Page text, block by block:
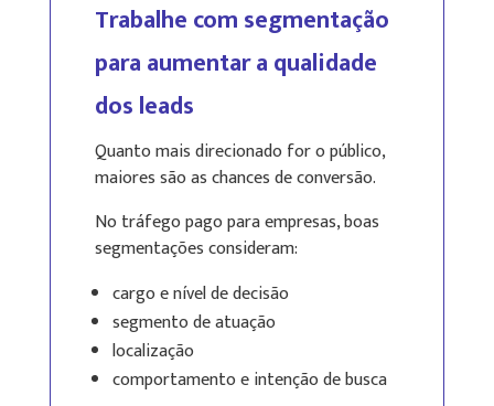
Trabalhe com segmentação
para aumentar a qualidade
dos leads
Quanto mais direcionado for o público,
maiores são as chances de conversão.
No tráfego pago para empresas, boas
segmentações consideram:
cargo e nível de decisão
segmento de atuação
localização
comportamento e intenção de busca